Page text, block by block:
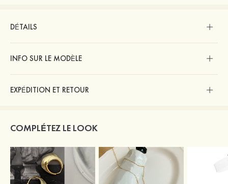
DÉTAILS
INFO SUR LE MODÈLE
EXPÉDITION ET RETOUR
COMPLÉTEZ LE LOOK